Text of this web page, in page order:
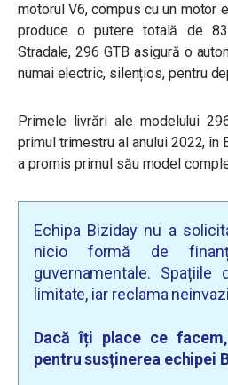
motorul V6, compus cu un motor
produce o putere totală de
Stradale, 296 GTB asigură o
numai electric, silențios, pentru
Primele livrări ale modelului
primul trimestru al anului 2022, în
a promis primul său model
Echipa Biziday nu a
nicio formă de
guvernamentale.
limitate, iar reclama
Dacă îți place ce
pentru susținerea echipei